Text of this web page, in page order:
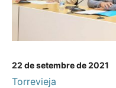
22 de setembre de 2021
Torrevieja